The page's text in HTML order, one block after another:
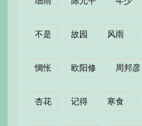
不是 故园 风雨
惆怅 欧阳修 周邦彦
杏花 记得 寒食